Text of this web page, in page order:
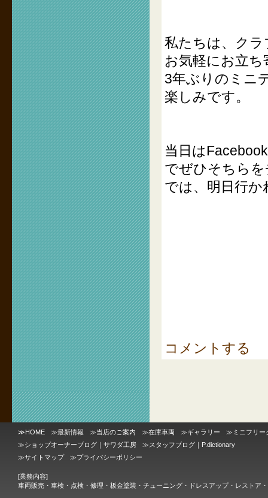
私たちは、ク
お気軽にお立
3年ぶりのミニ
楽しみです。
当日は
でぜひそちら
では、明日行
コメントする
≫HOME ≫最新情報 ≫当店のご案内 ≫在庫車両 ≫ギャラリー ≫ ミニフリー
≫ショップオーナーブログ｜サワダ工房 ≫スタッフブログ｜P.dictionary
≫サイトマップ ≫プライバシーポリシー
[業務内容]
車両販売・車検・点検・修理・板金塗装・チューニング・ドレスアップ・レストア